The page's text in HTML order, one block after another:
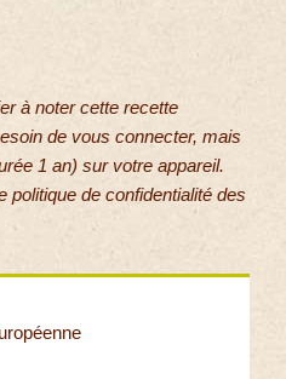
à noter cette recette
de vous connecter, mais
1 an) sur votre appareil.
politique de confidentialité des